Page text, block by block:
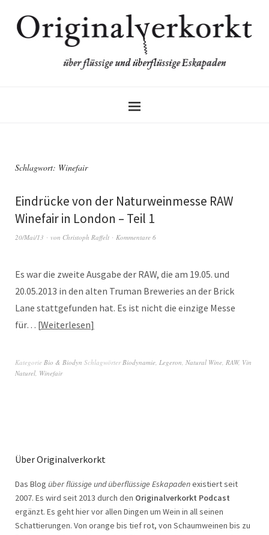
Schlagwort: Winefair
Eindrücke von der Naturweinmesse RAW
Winefair in London – Teil 1
20/Mai/13 von Christoph Raffelt Kommentare 6
Es war die zweite Ausgabe der RAW, die am 19.05. und
20.05.2013 in den alten Truman Breweries an der Brick
Lane stattgefunden hat. Es ist nicht die einzige Messe
für… Weiterlesen
Kategorie Bio & Biodyn Schlagwörter Biodynamie Legeron Natural Wine RAW, Vin
Naturel Winefair
Über Originalverkorkt
Das Blog über flüssige und überflüssige Eskapadenexistiert seit
2007. Es wird seit 2013 durch den Originalverkorkt Podcast
ergänzt. Es geht hier vor allen Dingen um Wein in all seinen
Schattierungen. Von orange bis tief rot, von Schaumweinen bis zu